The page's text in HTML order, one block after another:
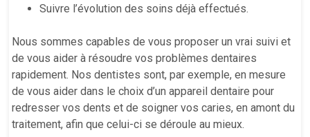
Suivre l’évolution des soins déjà effectués.
Nous sommes capables de vous proposer un vrai suivi et
de vous aider à résoudre vos problèmes dentaires
rapidement. Nos dentistes sont, par exemple, en mesure
de vous aider dans le choix d’un appareil dentaire pour
redresser vos dents et de soigner vos caries, en amont du
traitement, afin que celui-ci se déroule au mieux.